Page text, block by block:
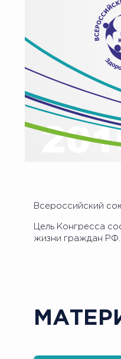
Всероссийский
Цель Конгресса
жизни граждан РФ.